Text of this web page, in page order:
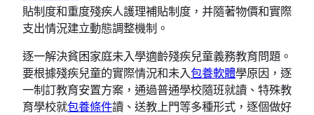
貼制度和重度殘疾人護理補貼制度，并隨著物價和實際
支出情況建立動態調整機制。
逐一解決貧困家庭未入學適齡殘疾兒童義務教育問題。
要根據殘疾兒童的實際情況和未入包養軟體學原因，逐
一制訂教育安置方案，通過普通學校隨班就讀、特殊教
育學校就包養條件讀、送教上門等多種形式，逐個做好